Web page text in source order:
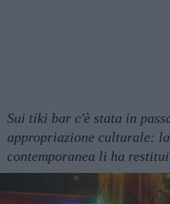
Sui tiki bar c'è stata in
appropriazione culturale:
contemporanea li ha